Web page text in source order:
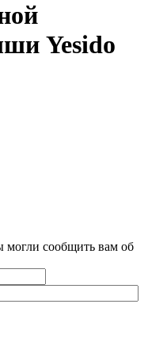
Yesido
могли сообщить вам об